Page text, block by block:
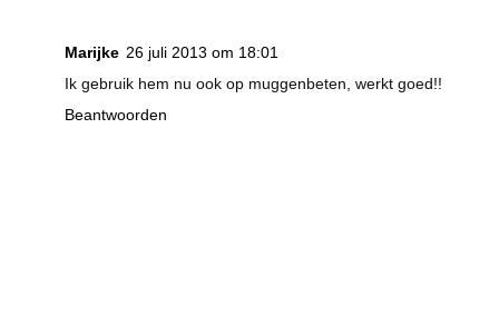
Marijke 26 juli 2013 om 18:01
Ik gebruik hem nu ook op muggenbeten, werkt goed!!
Beantwoorden